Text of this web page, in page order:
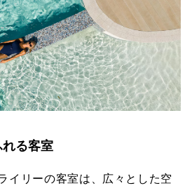
る客室
イリーの客室は、広々とした空